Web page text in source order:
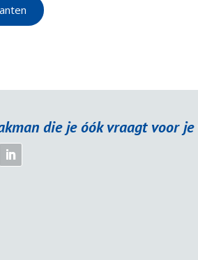
die je óók vraagt voor